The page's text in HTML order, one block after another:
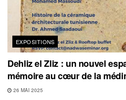
EXPOSITIONS
Dehliz el Zliz : un nouvel
mémoire au cœur de la
26 MAI 2025